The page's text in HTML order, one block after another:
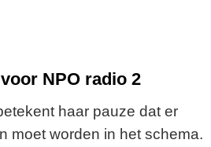
NPO radio 2
haar pauze dat er
moet worden in het schema.